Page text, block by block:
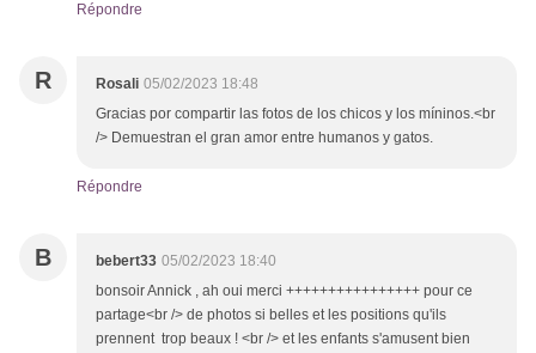
Répondre
R Rosali 05/02/2023 18:48
Gracias por compartir las fotos de los chicos y los míninos.<br
/> Demuestran el gran amor entre humanos y gatos.
Répondre
B bebert33 05/02/2023 18:40
bonsoir Annick , ah oui merci ++++++++++++++++ pour ce
partage<br /> de photos si belles et les positions qu'ils
prennent trop beaux ! <br /> et les enfants s'amusent bien